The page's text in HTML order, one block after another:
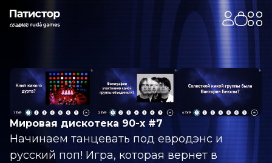
Мировая дискотека 90-х #7
Начинаем танцевать под евродэнс и
русский поп! Игра, которая вернет в